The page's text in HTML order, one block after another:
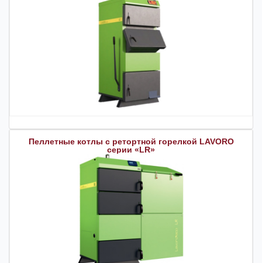
Пеллетные котлы с ретортной горелкой LAVORO
серии «LR»